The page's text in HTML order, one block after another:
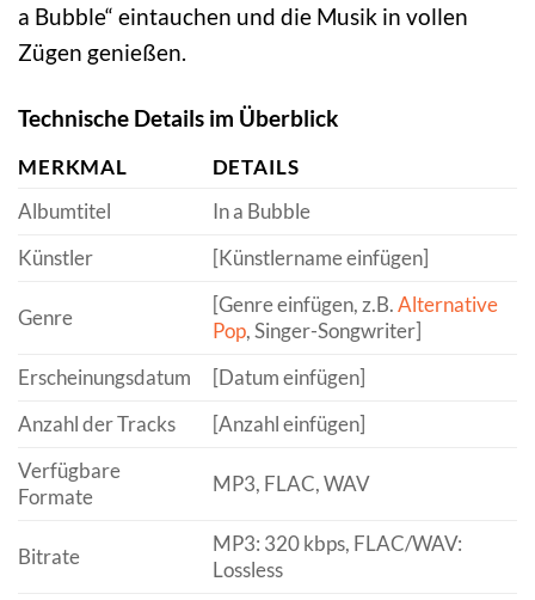
a Bubble“ eintauchen und die Musik in vollen
Zügen genießen.
Technische Details im Überblick
MERKMAL
DETAILS
Albumtitel
In a Bubble
Künstler
[Künstlername einfügen]
Genre
[Genre einfügen, z.B.Alternative
Pop, Singer-Songwriter]
Erscheinungsdatum
[Datum einfügen]
Anzahl der Tracks
[Anzahl einfügen]
Verfügbare
Formate
MP3, FLAC, WAV
Bitrate
MP3: 320 kbps, FLAC/WAV:
Lossless